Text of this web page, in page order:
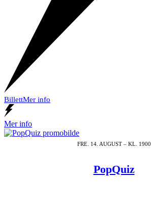
BillettMer info
Mer info
FRE. 14. AUGUST – KL. 1900
PopQuiz